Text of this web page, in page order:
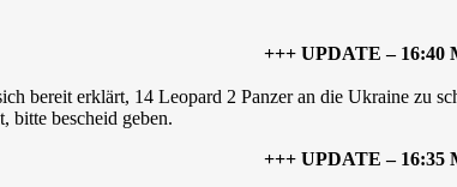
+++ UPDATE – 16:40
bereit erklärt, 14 Leopard 2 Panzer an die Ukraine zu
bitte bescheid geben.
+++ UPDATE – 16:35